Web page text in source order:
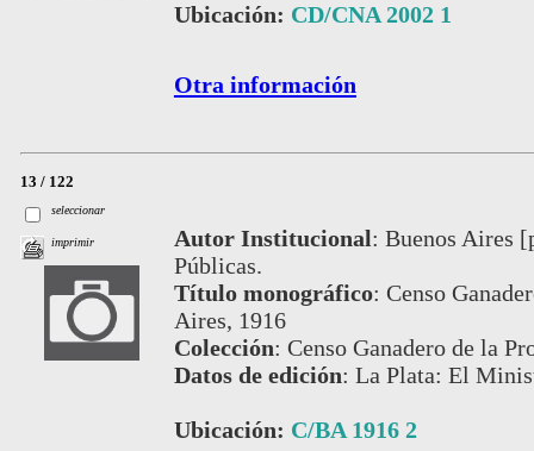
Ubicación: CD/CNA 2002 1
Otra información
13 / 122
seleccionar
imprimir Autor Institucional: Buenos Aires
Públicas.
Título monográfico: Censo
Aires, 1916
Colección: Censo Ganadero de la
Datos de edición: La Plata: El
Ubicación: C/BA 1916 2